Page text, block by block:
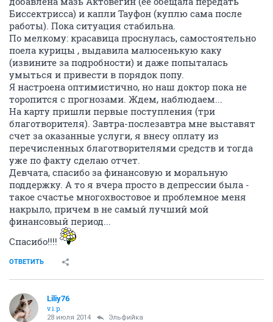
Биссектрисса) и капли Тауфон (куплю сама после
работы). Пока ситуация стабильна.
По мелкому: красавица проснулась, самостоятельно
поела курицы , выдавила малюсенькую каку
(извините за подробности) и даже попыталась
умыться и привести в порядок попу.
Я настроена оптимистично, но наш доктор пока не
торопится с прогнозами. Ждем, наблюдаем...
На карту пришли первые поступления (три
благотворителя). Завтра-послезавтра мне выставят
счет за оказанные услуги, я внесу оплату из
перечисленных благотворителями средств и тогда
уже по факту сделаю отчет.
Девчата, спасибо за финансовую и моральную
поддержку. А то я вчера просто в депрессии была -
такое счастье многохвостовое и проблемное меня
накрыло, причем в не самый лучший мой
финансовый период...
Спасибо!!!!
ОТВЕТИТЬ
Liliy76
v.i.p.
28 июля 2014 Эльфийка